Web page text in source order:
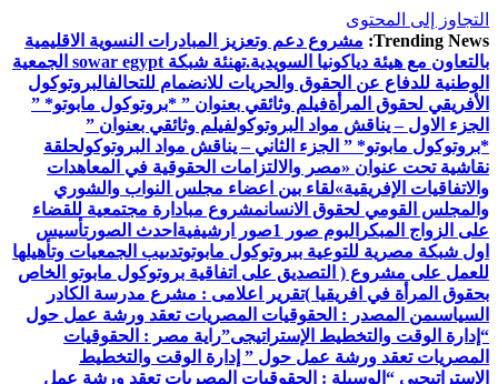
التجاوز إلى المحتوى
Trending News: مشروع دعم وتعزيز المبادرات النسوية الاقليمية
بالتعاون مع هيئة دياكونيا السويدية.
تهنئة شبكة sowar egypt الجمعية
الوطنية للدفاع عن الحقوق والحريات للانضمام للتحالفالبروتوكول
الأفريقي لحقوق المرأةفيلم وثائقي بعنوان ” *بروتوكول مابوتو* ”
الجزء الاول – يناقش مواد البروتوكولفيلم وثائقي بعنوان ”
*بروتوكول مابوتو* ” الجزء الثاني – يناقش مواد البروتوكولحلقة
نقاشية تحت عنوان «مصر والالتزامات الحقوقية في المعاهدات
والاتفاقيات الإفريقية»لقاء بين اعضاء مجلس النواب والشوري
والمجلس القومي لحقوق الانسانمشروع مبادارة مجتمعية للقضاء
على الزواج المبكر البوم صور 1 صور ارشيفية احدث الصورتأسيس
اول شبكة مصرية للتوعية ببروتوكول مابوتوتدىيب الجمعيات وتأهيلها
للعمل على مشروع ( التصديق على اتفاقية بروتوكول مابوتو الخاص
بحقوق المرأة في افريقيا )تقرير اعلامى : مشرع مدرسة الكادر
السياسىمن المصدر : الحقوقيات المصريات تعقد ورشة عمل حول
“إدارة الوقت والتخطيط الإستراتيجى”راية مصر : الحقوقيات
المصريات تعقد ورشة عمل حول ” إدارة الوقت والتخطيط
الإستراتيجيى “ الوسيلة : الحقوقيات المصريات تعقد ورشة عمل